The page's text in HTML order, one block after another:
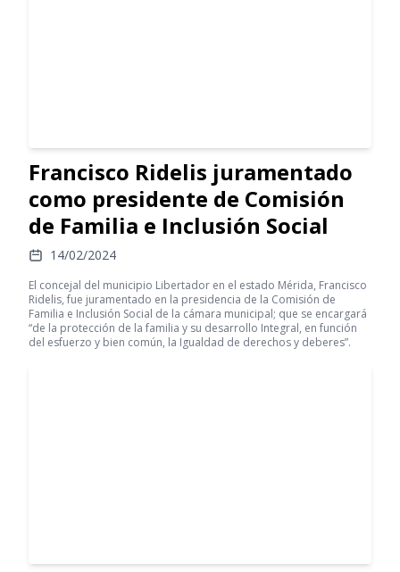
Francisco Ridelis juramentado
como presidente de Comisión
de Familia e Inclusión Social
14/02/2024
El concejal del municipio Libertador en el estado Mérida, Francisco
Ridelis, fue juramentado en la presidencia de la Comisión de
Familia e Inclusión Social de la cámara municipal; que se encargará
“de la protección de la familia y su desarrollo Integral, en función
del esfuerzo y bien común, la Igualdad de derechos y deberes”.